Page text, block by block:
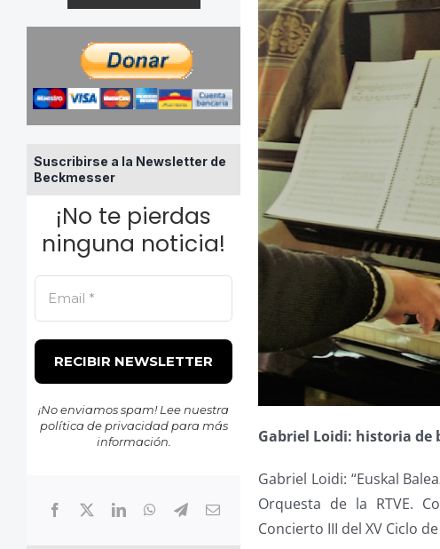
Suscribirse a la Newsletter de
Beckmesser
¡No te pierdas
ninguna noticia!
¡No enviamos spam! Lee nuestra
política de privacidadpara más
información.
Gabriel Loidi: historia de
Gabriel Loidi: “Euskal
Orquesta de la RTVE.
Concierto III del XV Ciclo